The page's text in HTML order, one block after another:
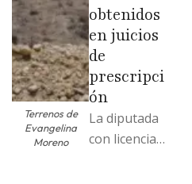
Terrenos de
Evangelina
Moreno
obtenidos
en juicios
de
prescripci
ón
La diputada
con licencia